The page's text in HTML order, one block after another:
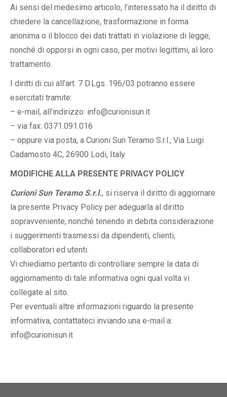
Ai sensi del medesimo articolo, l’interessato ha il diritto di
chiedere la cancellazione, trasformazione in forma
anonima o il blocco dei dati trattati in violazione di legge,
nonché di opporsi in ogni caso, per motivi legittimi, al loro
trattamento.
I diritti di cui all’art. 7 D.Lgs. 196/03 potranno essere
esercitati tramite:
– e-mail, all’indirizzo: info@curionisun.it
– via fax: 0371.091.016
– oppure via posta, a Curioni Sun Teramo S.r.l., Via Luigi
Cadamosto 4C, 26900 Lodi, Italy
MODIFICHE ALLA PRESENTE PRIVACY POLICY
Curioni Sun Teramo S.r.l., si riserva il diritto di aggiornare
la presente Privacy Policy per adeguarla al diritto
sopravveniente, nonché tenendo in debita considerazione
i suggerimenti trasmessi da dipendenti, clienti,
collaboratori ed utenti.
Vi chiediamo pertanto di controllare sempre la data di
aggiornamento di tale informativa ogni qual volta vi
collegate al sito.
Per eventuali altre informazioni riguardo la presente
informativa, contattateci inviando una e-mail a:
info@curionisun.it